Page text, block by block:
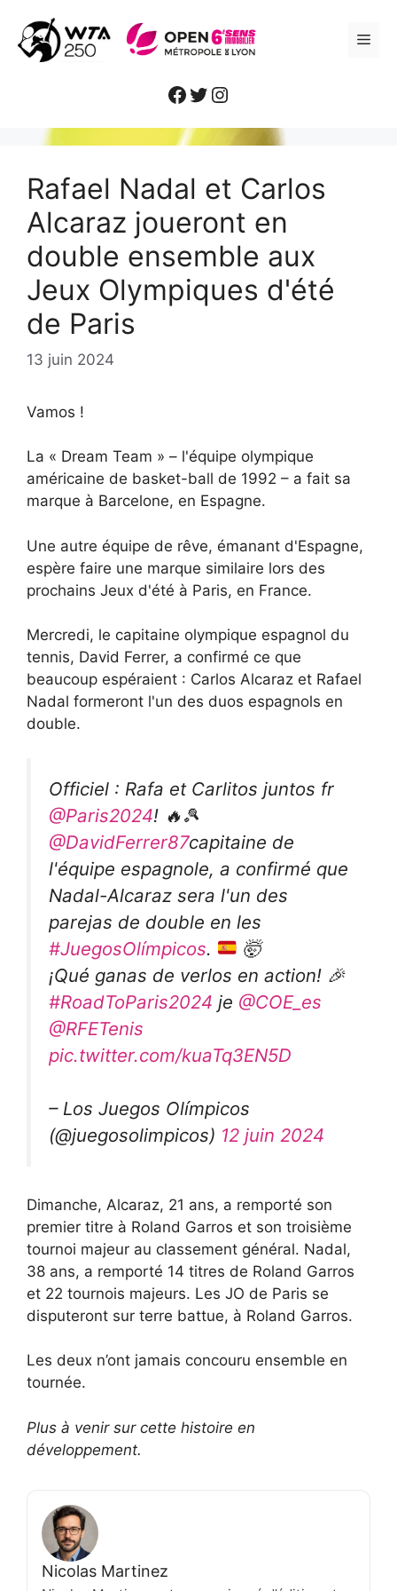
contenu
Facebook
Twitter
Instagram
Rafael Nadal et Carlos
Alcaraz joueront en
double ensemble aux
Jeux Olympiques d'été
de Paris
13 juin 2024
Vamos !
La « Dream Team » – l'équipe olympique
américaine de basket-ball de 1992 – a fait sa
marque à Barcelone, en Espagne.
Une autre équipe de rêve, émanant d'Espagne,
espère faire une marque similaire lors des
prochains Jeux d'été à Paris, en France.
Mercredi, le capitaine olympique espagnol du
tennis, David Ferrer, a confirmé ce que
beaucoup espéraient : Carlos Alcaraz et Rafael
Nadal formeront l'un des duos espagnols en
double.
Officiel : Rafa et Carlitos juntos fr
@Paris2024! 🔥🎾
@DavidFerrer87capitaine de
l'équipe espagnole, a confirmé que
Nadal-Alcaraz sera l'un des
parejas de double en les
#JuegosOlímpicos.
🤯
¡Qué ganas de verlos en action! 🎉
#RoadToParis2024 je @COE_es
@RFETenis
pic.twitter.com/kuaTq3EN5D
– Los Juegos Olímpicos
(@juegosolimpicos) 12 juin 2024
Dimanche, Alcaraz, 21 ans, a remporté son
premier titre à Roland Garros et son troisième
tournoi majeur au classement général. Nadal,
38 ans, a remporté 14 titres de Roland Garros
et 22 tournois majeurs. Les JO de Paris se
disputeront sur terre battue, à Roland Garros.
Les deux n’ont jamais concouru ensemble en
tournée.
Plus à venir sur cette histoire en
développement.
Nicolas Martinez